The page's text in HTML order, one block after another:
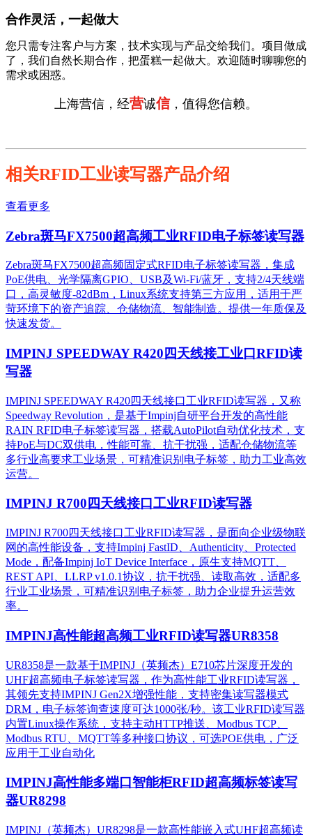
合作灵活，一起做大
您只需专注客户与方案，技术实现与产品交给我们。项目做成
了，我们自然长期合作，把蛋糕一起做大。欢迎随时聊聊您的
需求或困惑。
上海营信，经营诚信，值得您信赖。
相关RFID工业读写器产品介绍
查看更多
Zebra斑马FX7500超高频工业RFID电子标签读写器
Zebra斑马FX7500超高频固定式RFID电子标签读写器，集成
PoE供电、光学隔离GPIO、USB及Wi-Fi/蓝牙，支持2/4天线端
口，高灵敏度-82dBm，Linux系统支持第三方应用，适用于严
苛环境下的资产追踪、仓储物流、智能制造。提供一年质保及
快速发货。
IMPINJ SPEEDWAY R420四天线接工业口RFID读
写器
IMPINJ SPEEDWAY R420四天线接口工业RFID读写器，又称
Speedway Revolution，是基于Impinj自研平台开发的高性能
RAIN RFID电子标签读写器，搭载AutoPilot自动优化技术，支
持PoE与DC双供电，性能可靠、抗干扰强，适配仓储物流等
多行业高要求工业场景，可精准识别电子标签，助力工业高效
运营。​
IMPINJ R700四天线接口工业RFID读写器
IMPINJ R700四天线接口工业RFID读写器，是面向企业级物联
网的高性能设备，支持Impinj FastID、Authenticity、Protected
Mode，配备Impinj IoT Device Interface，原生支持MQTT、
REST API、LLRP v1.0.1协议，抗干扰强、读取高效，适配多
行业工业场景，可精准识别电子标签，助力企业提升运营效
率。
IMPINJ高性能超高频工业RFID读写器UR8358
UR8358是一款基于IMPINJ（英频杰）E710芯片深度开发的
UHF超高频电子标签读写器，作为高性能工业RFID读写器，
其领先支持IMPINJ Gen2X增强性能，支持密集读写器模式
DRM，电子标签询查速度可达1000张/秒。该工业RFID读写器
内置Linux操作系统，支持主动HTTP推送、Modbus TCP、
Modbus RTU、MQTT等多种接口协议，可选POE供电，广泛
应用于工业自动化
IMPINJ高性能多端口智能柜RFID超高频标签读写
器UR8298
IMPINJ（英频杰）UR8298是一款高性能嵌入式UHF超高频读